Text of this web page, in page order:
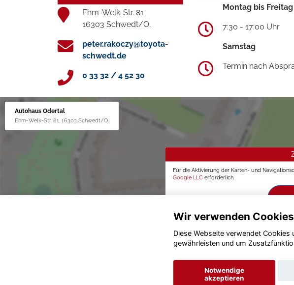
Ehm-Welk-Str. 81
16303 Schwedt/O.
peter.rakoczy@toyota-
schwedt.de
0 33 32 / 4 52 30
Montag bis Freitag
7:30 - 17:00 Uhr
Samstag
Termin nach
Autohaus Odertal
Ehm-Welk-Str. 81, 16303 Schwedt/O.
Für die Aktivierung der Karten- und
Google LLC erforderlich.
Wir verwenden Cookies
Diese Webseite verwendet
gewährleisten und um
Notwendige
akzeptieren